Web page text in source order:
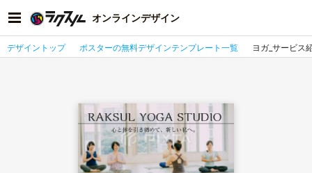
オンラインデザイン
デザイントップ ポスターの無料デザインテンプレート一覧 ヨガ_サービス